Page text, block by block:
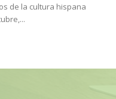
de la cultura hispana